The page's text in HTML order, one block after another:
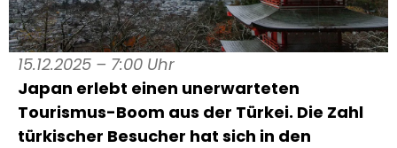
15.12.2025 – 7:00 Uhr
Japan erlebt einen unerwarteten
Tourismus-Boom aus der Türkei. Die Zahl
türkischer Besucher hat sich in den